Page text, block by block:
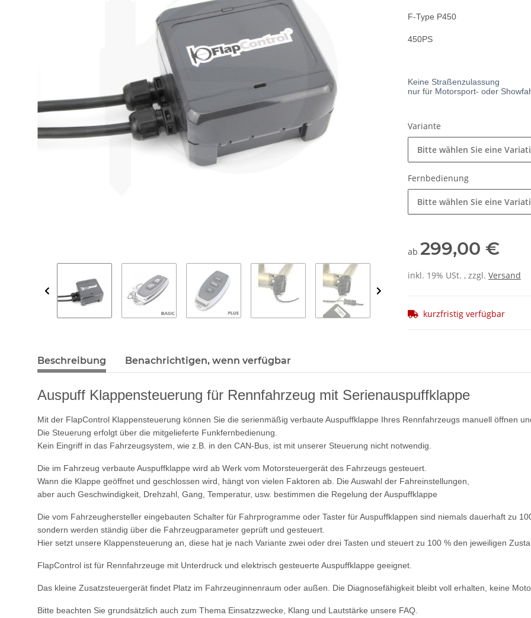
F-Type P450
450PS
Keine Straßenzulassung
nur für Motorsport- oder
Variante
Bitte wählen Sie eine
Fernbedienung
Bitte wählen Sie eine
ab 299,00 €
inkl. 19% USt. , zzgl. Versand
kurzfristig verfügbar
Beschreibung Benachrichtigen, wenn verfügbar
Auspuff Klappensteuerung für Rennfahrzeug mit Serienauspuffklappe
Mit der FlapControl Klappensteuerung können Sie die serienmäßig verbaute Auspuffklappe Ihres Rennfahrzeugs manuell öffnen
Die Steuerung erfolgt über die mitgelieferte Funkfernbedienung.
Kein Eingriff in das Fahrzeugsystem, wie z.B. in den CAN-Bus, ist mit unserer Steuerung nicht notwendig.
Die im Fahrzeug verbaute Auspuffklappe wird ab Werk vom Motorsteuergerät des Fahrzeugs gesteuert.
Wann die Klappe geöffnet und geschlossen wird, hängt von vielen Faktoren ab. Die Auswahl der Fahreinstellungen,
aber auch Geschwindigkeit, Drehzahl, Gang, Temperatur, usw. bestimmen die Regelung der Auspuffklappe
Die vom Fahrzeughersteller eingebauten Schalter für Fahrprogramme oder Taster für Auspuffklappen sind niemals dauerhaft zu
sondern werden ständig über die Fahrzeugparameter geprüft und gesteuert.
Hier setzt unsere Klappensteuerung an, diese hat je nach Variante zwei oder drei Tasten und steuert zu 100 % den jeweiligen
FlapControl ist für Rennfahrzeuge mit Unterdruck und elektrisch gesteuerte Auspuffklappe geeignet.
Das kleine Zusatzsteuergerät findet Platz im Fahrzeuginnenraum oder außen. Die Diagnosefähigkeit bleibt voll erhalten, keine
Bitte beachten Sie grundsätzlich auch zum Thema Einsatzzwecke, Klang und Lautstärke unsere FAQ.